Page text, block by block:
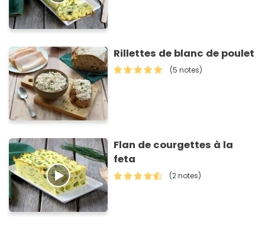
Rillettes de blanc de poulet
(5 notes)
Flan de courgettes à la
feta
(2 notes)